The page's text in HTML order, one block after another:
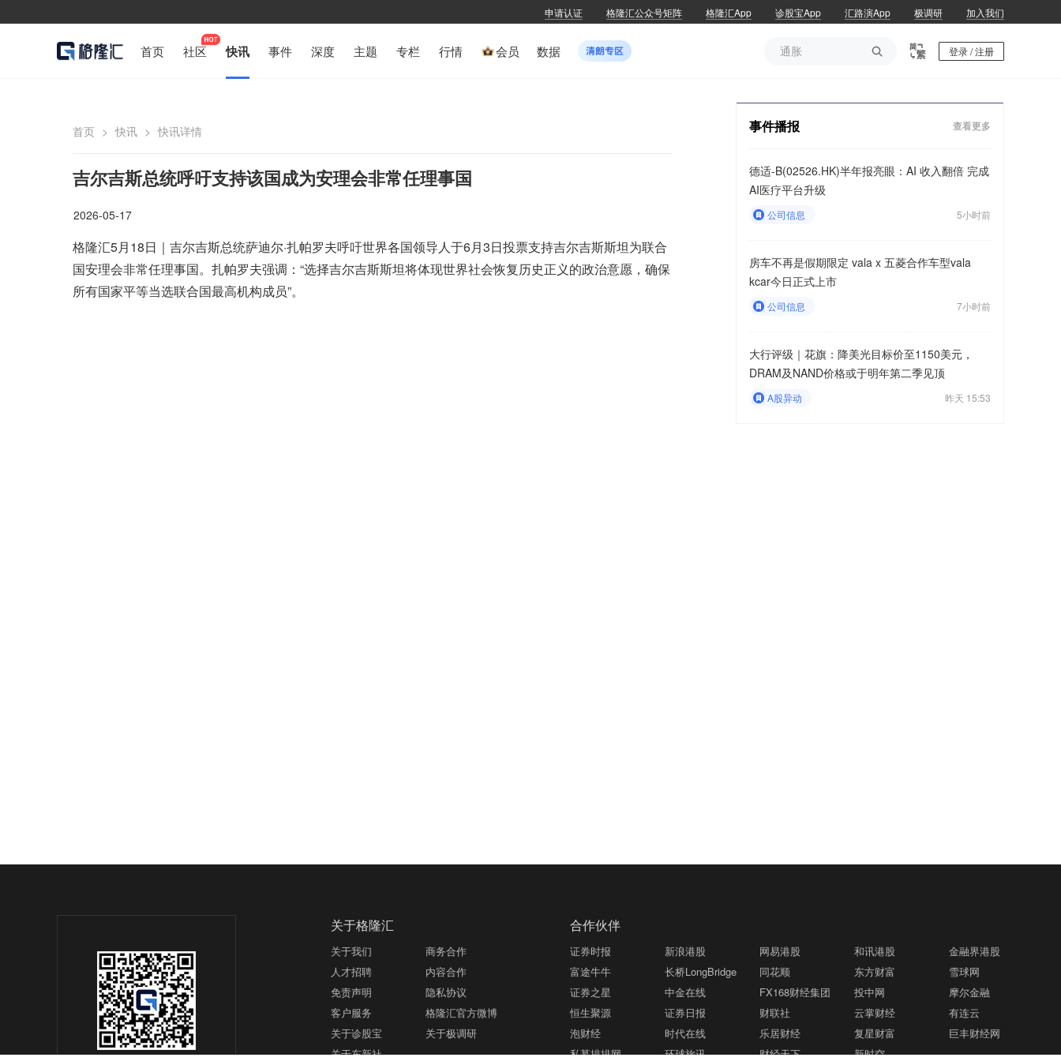
申请认证 格隆汇公众号矩阵 格隆汇App 诊股宝App 汇路演App 极调研 加入我们
首页 社区 快讯 事件 深度 主题 专栏 行情 会员 数据 
通胀
登录 / 注册
首页 > 快讯 > 快讯详情
吉尔吉斯总统呼吁支持该国成为安理会非常任理事国
2026-05-17
格隆汇5月18日｜吉尔吉斯总统萨迪尔·扎帕罗夫呼吁世界各国领导人于6月3日投票支持吉尔吉斯斯坦为联合
国安理会非常任理事国。扎帕罗夫强调：“选择吉尔吉斯斯坦将体现世界社会恢复历史正义的政治意愿，确保
所有国家平等当选联合国最高机构成员”。
事件播报 查看更多
德适-B(02526.HK)半年报亮眼：AI 收入翻倍 完成
AI医疗平台升级
公司信息 5小时前
房车不再是假期限定 vala x 五菱合作车型vala
kcar今日正式上市
公司信息 7小时前
大行评级｜花旗：降美光目标价至1150美元，
DRAM及NAND价格或于明年第二季见顶
A股异动 昨天 15:53
关于格隆汇
关于我们
商务合作
人才招聘
内容合作
免责声明
隐私协议
客户服务
格隆汇官方微博
关于诊股宝
关于极调研
关于东新社
合作伙伴
证券时报 新浪港股 网易港股 和讯港股
金融界港股
富途牛牛
长桥LongBridge 同花顺 东方财富
雪球网
证券之星
中金在线 FX168财经集团 投中网
摩尔金融
恒生聚源
证券日报 财联社 云掌财经
有连云
泡财经
时代在线 乐居财经 复星财富
巨丰财经网
私募排排网
环球旅讯 财经天下 新时空